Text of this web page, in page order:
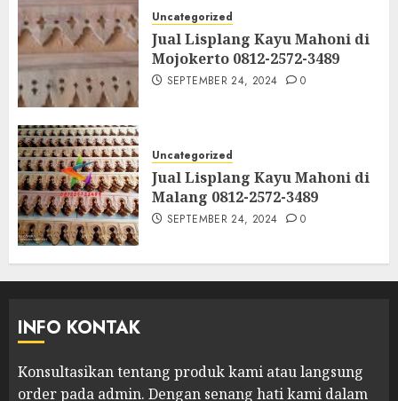
Uncategorized
Jual Lisplang Kayu Mahoni di
Mojokerto 0812-2572-3489
SEPTEMBER 24, 2024 0
Uncategorized
Jual Lisplang Kayu Mahoni di
Malang 0812-2572-3489
SEPTEMBER 24, 2024 0
INFO KONTAK
Konsultasikan tentang produk kami atau langsung
order pada admin. Dengan senang hati kami dalam